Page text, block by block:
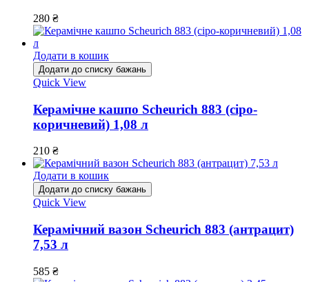
280 ₴
Додати в кошик
Додати до списку бажань
Quick View
Керамічне кашпо Scheurich 883 (сіро-
коричневий) 1,08 л
210 ₴
Додати в кошик
Додати до списку бажань
Quick View
Керамічний вазон Scheurich 883 (антрацит)
7,53 л
585 ₴